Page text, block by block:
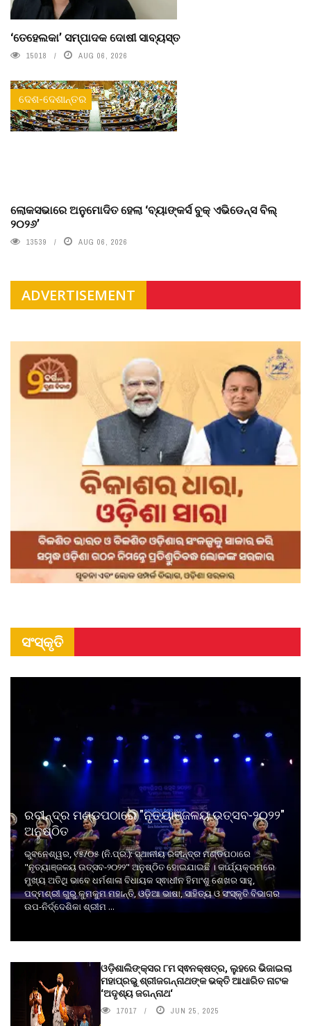
‘ତେହେଲକା’ ସମ୍ପାଦକ ଦୋଷୀ ସାବ୍ୟସ୍ତ
15018 AUG 06, 2026
ଦେଶ-ଦେଶାନ୍ତର
ଲୋକସଭାରେ ଅନୁମୋଦିତ ହେଲା ‘ବ୍ୟାଙ୍କର୍ସ ବୁକ୍ ଏଭିଡେନ୍ସ ବିଲ୍
୨୦୨୬’
13539 AUG 06, 2026
ADVERTISEMENT
ସଂସ୍କୃତି
ରବୀନ୍ଦ୍ର ମଣ୍ଡପଠାରେ "ନୃତ୍ୟାଞ୍ଜଳୟ ଉତ୍ସବ-୨୦୨୨"
ଅନୁଷ୍ଠିତ
ଭୁବନେଶ୍ୱର, ୧୫/୦୫ (ନି.ପ୍ର.): ସ୍ଥାନୀୟ ରବୀନ୍ଦ୍ର ମଣ୍ଡପଠାରେ
"ନୃତ୍ୟାଞ୍ଜଳୟ ଉତ୍ସବ-୨୦୨୨" ଅନୁଷ୍ଠିତ ହୋଇଯାଇଛି । କାର୍ଯ୍ୟକ୍ରମରେ
ମୁଖ୍ୟ ଅତିଥି ଭାବେ ଧର୍ମଶାଳା ବିଧାୟକ ସ୍ଵାଧୀନ ହିମାଂଶୁ ଶେଖର ସାହୁ,
ପଦ୍ମଶ୍ରୀ ଗୁରୁ କୁମକୁମ ମହାନ୍ତି, ଓଡ଼ିଆ ଭାଷା, ସାହିତ୍ୟ ଓ ସଂସ୍କୃତି ବିଭାଗର
ଉପ-ନିର୍ଦ୍ଦେଶିକା ଶ୍ରୀମ ...
ଓଡ଼ିଶାଲିଙ୍କ୍ସର ୮ମ ସ୍ଵନକ୍ଷତ୍ର, ଲୁହରେ ଭିଜାଇଲା
ମହାପ୍ରଭୁ ଶ୍ରୀଜଗନ୍ନାଥଙ୍କ ଭକ୍ତି ଆଧାରିତ ନାଟକ
‘ଅଦୃଶ୍ୟ ଜଗନ୍ନାଥ‘
17017 JUN 25, 2025